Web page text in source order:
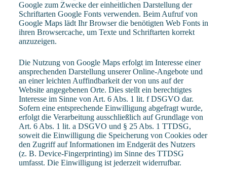
Google zum Zwecke der einheitlichen Darstellung der
Schriftarten Google Fonts verwenden. Beim Aufruf von
Google Maps lädt Ihr Browser die benötigten Web Fonts in
ihren Browsercache, um Texte und Schriftarten korrekt
anzuzeigen.
Die Nutzung von Google Maps erfolgt im Interesse einer
ansprechenden Darstellung unserer Online-Angebote und
an einer leichten Auffindbarkeit der von uns auf der
Website angegebenen Orte. Dies stellt ein berechtigtes
Interesse im Sinne von Art. 6 Abs. 1 lit. f DSGVO dar.
Sofern eine entsprechende Einwilligung abgefragt wurde,
erfolgt die Verarbeitung ausschließlich auf Grundlage von
Art. 6 Abs. 1 lit. a DSGVO und § 25 Abs. 1 TTDSG,
soweit die Einwilligung die Speicherung von Cookies oder
den Zugriff auf Informationen im Endgerät des Nutzers
(z. B. Device-Fingerprinting) im Sinne des TTDSG
umfasst. Die Einwilligung ist jederzeit widerrufbar.